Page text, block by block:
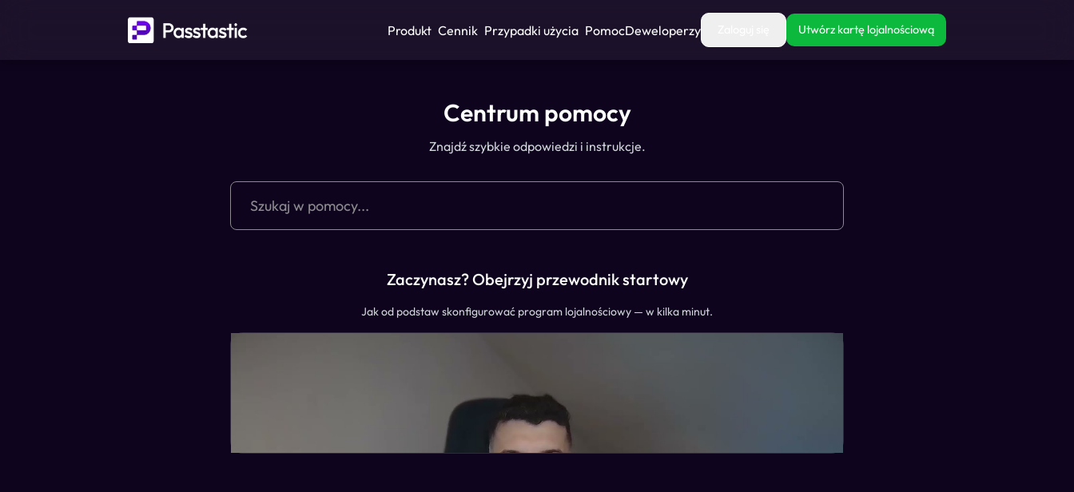
Produkt Cennik Przypadki użycia PomocDeweloperzy Utwórz kartę lojalnościową
Centrum pomocy
Znajdź szybkie odpowiedzi i instrukcje.
Zaczynasz? Obejrzyj przewodnik startowy
Jak od podstaw skonfigurować program lojalnościowy — w kilka minut.